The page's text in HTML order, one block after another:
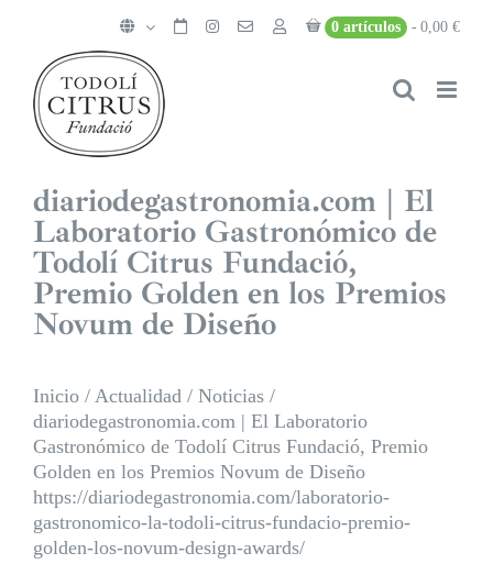
contenido
0 artículos 0,00 €
diariodegastronomia.com | El
Laboratorio Gastronómico de
Todolí Citrus Fundació,
Premio Golden en los Premios
Novum de Diseño
Inicio / Actualidad / Noticias /
diariodegastronomia.com | El Laboratorio
Gastronómico de Todolí Citrus Fundació, Premio
Golden en los Premios Novum de Diseño
https://diariodegastronomia.com/laboratorio-
gastronomico-la-todoli-citrus-fundacio-premio-
golden-los-novum-design-awards/